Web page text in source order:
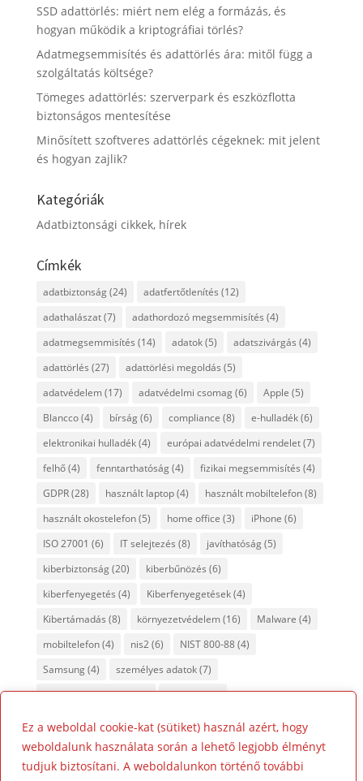
Ez a weboldal cookie-kat (sütiket) használ azért, hogy
weboldalunk használata során a lehető legjobb élményt
tudjuk biztosítani. A weboldalunkon történő további
SSD adattörlés: miért nem elég a formázás, és
hogyan működik a kriptográfiai törlés?
Adatmegsemmisítés és adattörlés ára: mitől függ a
szolgáltatás költsége?
Tömeges adattörlés: szerverpark és eszközflotta
biztonságos mentesítése
Minősített szoftveres adattörlés cégeknek: mit jelent
és hogyan zajlik?
Kategóriák
Adatbiztonsági cikkek, hírek
Címkék
adatbiztonság(24) adatfertőtlenítés (12)
adathalászat(7) adathordozó megsemmisítés (4)
adatmegsemmisítés (14) adatok(5) adatszivárgás (4)
adattörlés (27) adattörlési megoldás (5)
adatvédelem(17) adatvédelmi csomag(6) Apple (5)
Blancco(4) bírság(6) compliance (8) e-hulladék(6)
elektronikai hulladék(4) európai adatvédelmi rendelet(7)
felhő(4) fenntarthatóság(4) fizikai megsemmisítés (4)
GDPR(28) használt laptop(4) használt mobiltelefon(8)
használt okostelefon(5) home office (3) iPhone (6)
ISO 27001 (6) IT selejtezés (8) javíthatóság(5)
kiberbiztonság(20) kiberbűnözés (6)
kiberfenyegetés (4) Kiberfenyegetések(4)
Kibertámadás (8) környezetvédelem(16) Malware (4)
mobiltelefon(4) nis2(6) NIST 800-88(4)
Samsung(4) személyes adatok(7)
tanúsított adattörlés(7) titkosítás(4)
újrahasznosítás
(8)